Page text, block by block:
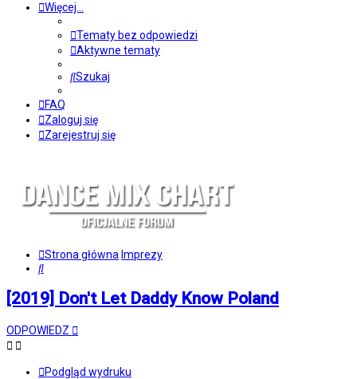
Więcej…
Tematy bez odpowiedzi
Aktywne tematy
Szukaj
FAQ
Zaloguj się
Zarejestruj się
Strona główna Imprezy
Szukaj
[2019] Don't Let Daddy Know Poland
ODPOWIEDZ
Podgląd wydruku